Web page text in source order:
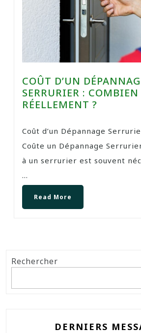
COÛT D’UN
SERRURIER :
RÉELLEMENT ?
Coût d’un Dépannage
Coûte un Dépannage
à un serrurier est souvent
...
Read More
Rechercher
DERNIERS